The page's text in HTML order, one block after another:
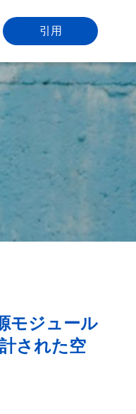
引用
モジュール
された空